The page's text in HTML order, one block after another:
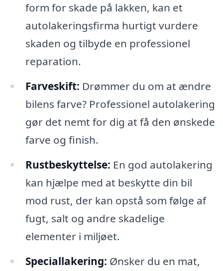
form for skade på lakken, kan et
autolakeringsfirma hurtigt vurdere
skaden og tilbyde en professionel
reparation.
Farveskift: Drømmer du om at ændre
bilens farve? Professionel autolakering
gør det nemt for dig at få den ønskede
farve og finish.
Rustbeskyttelse: En god autolakering
kan hjælpe med at beskytte din bil
mod rust, der kan opstå som følge af
fugt, salt og andre skadelige
elementer i miljøet.
Speciallakering: Ønsker du en mat,